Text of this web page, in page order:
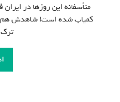
متأسفانه این روزها در ایران
کمیاب شده است! شاهدش هم
ترک